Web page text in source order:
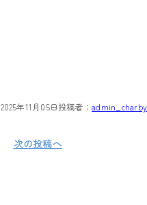
2025年11月05日投稿者：admin_charby
次の投稿へ